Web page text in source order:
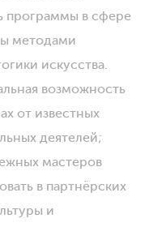
программы в сфере
методами
искусства.
возможность
от известных
деятелей;
мастеров
в партнёрских
и